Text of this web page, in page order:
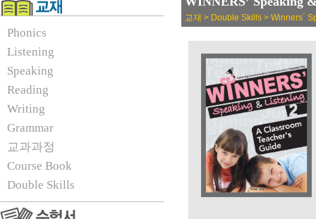
Phonics
Listening
Speaking
Reading
Writing
Grammar
교과과정
Course Book
Double Skills
교재 > Double Skills > Winners´